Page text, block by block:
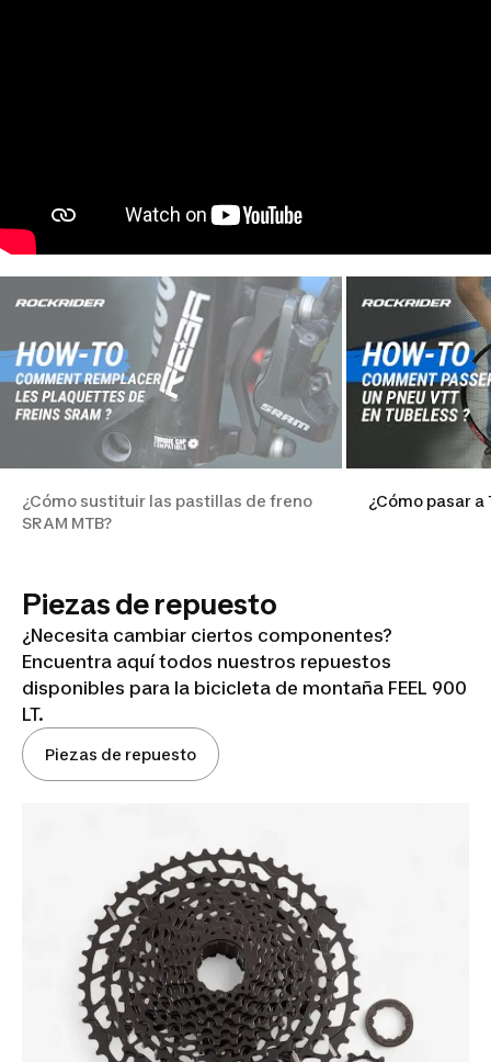
¿Cómo sustituir las pastillas de freno
SRAM MTB?
¿Cómo pasar a
Piezas de repuesto
¿Necesita cambiar ciertos componentes?
Encuentra aquí todos nuestros repuestos
disponibles para la bicicleta de montaña FEEL 900
LT.
Piezas de repuesto